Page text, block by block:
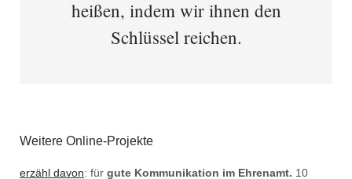
heißen, indem wir ihnen den
Schlüssel reichen.
Weitere Online-Projekte
erzähl davon: für gute Kommunikation im Ehrenamt. 10